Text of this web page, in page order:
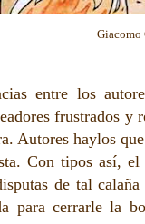
C
entre los
frustrados y
Autores haylos
Con tipos así,
de tal
para cerrarle la